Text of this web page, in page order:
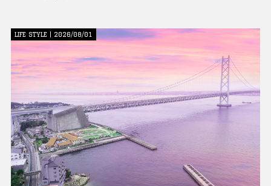
LIFE STYLE | 2026/08/01